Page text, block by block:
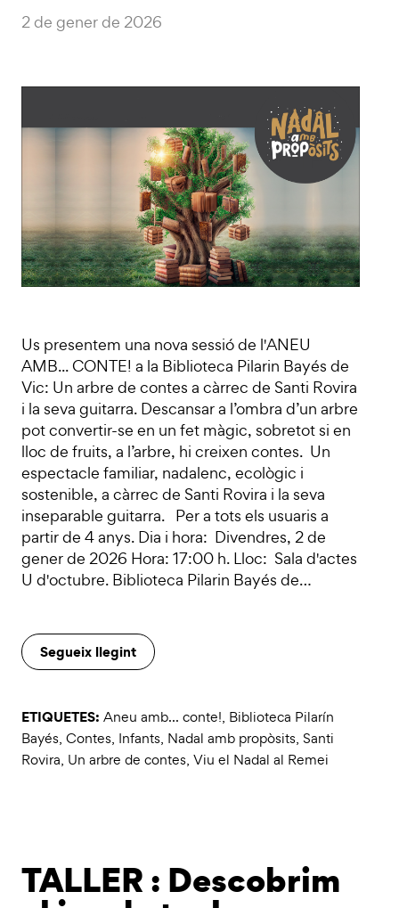
2 de gener de 2026
Us presentem una nova sessió de l'ANEU
AMB... CONTE! a la Biblioteca Pilarin Bayés de
Vic: Un arbre de contes a càrrec de Santi Rovira
i la seva guitarra. Descansar a l’ombra d’un arbre
pot convertir-se en un fet màgic, sobretot si en
lloc de fruits, a l’arbre, hi creixen contes. Un
espectacle familiar, nadalenc, ecològic i
sostenible, a càrrec de Santi Rovira i la seva
inseparable guitarra. Per a tots els usuaris a
partir de 4 anys. Dia i hora: Divendres, 2 de
gener de 2026 Hora: 17:00 h. Lloc: Sala d'actes
U d'octubre. Biblioteca Pilarin Bayés de…
Segueix llegint
ETIQUETES: Aneu amb... conte!, Biblioteca Pilarín
Bayés, Contes, Infants, Nadal amb propòsits, Santi
Rovira, Un arbre de contes, Viu el Nadal al Remei
TALLER : Descobrim